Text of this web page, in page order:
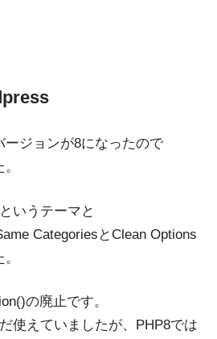
ージョンが8になったので
いうテーマと
CategoriesとClean Options
の廃止です。
使えていましたが、PHP8では